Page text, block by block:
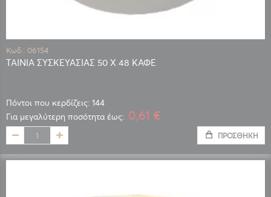
Κωδ.: 06154
ΤΑΙΝΙΑ ΣΥΣΚΕΥΑΣΙΑΣ 50 Χ 48 ΚΑΦΕ
Πόντοι που κερδίζεις: 144
Για μεγαλύτερη ποσότητα έως: 0,61 €
ΠΡΟΣΘΉΚΗ